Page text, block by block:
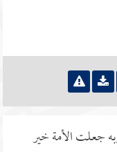
جعلت الأمة خير